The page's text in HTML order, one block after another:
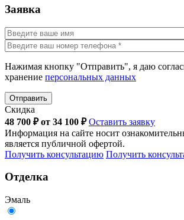
Заявка
Нажимая кнопку "Отправить", я даю
хранение персональных данных
Отправить
Скидка
48 700 ₽от 34 100 ₽Оставить заявку
Информация на сайте носит
является публичной офертой.
Получить консультацию Получить
Отделка
Эмаль